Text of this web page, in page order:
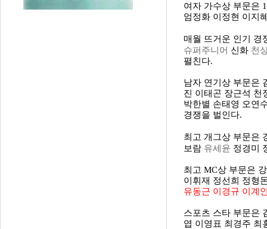
여자 가수상 부문은
엄정화 이정현 이지
매월 뜨거운 인기 경
슈퍼주니어 신화 천
펼친다.
남자 연기상 부문은
진 이태곤 장근석 천
박한별 손태영 오연
경쟁을 벌인다.
최고 개그상 부문은
보람 유세윤 정경미
최고 MC상 부문은
이휘재 정선희 정형
유동근 이경규 이계
스포츠 스타 부문은
엽 이영표 최경주 최